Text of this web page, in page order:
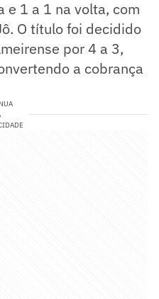
e 1 a 1 na volta, com
O título foi decidido
por 4 a 3,
a cobrança